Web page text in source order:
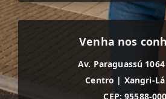
Venha nos
Av. Paraguassú
Centro | Xangri-Lá
CEP: 95588-000